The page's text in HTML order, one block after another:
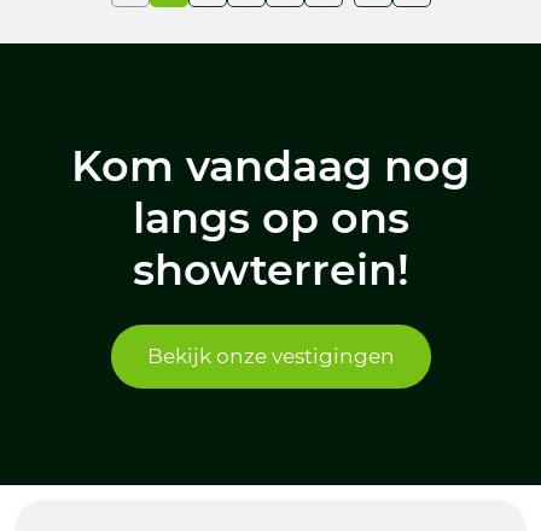
Kom vandaag nog
langs op ons
showterrein!
Bekijk onze vestigingen